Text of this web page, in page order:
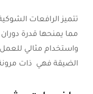
تتميز الرافعات
مما يمنحها قدرة
واستخدام مثالي
الضيقة فهي ذات